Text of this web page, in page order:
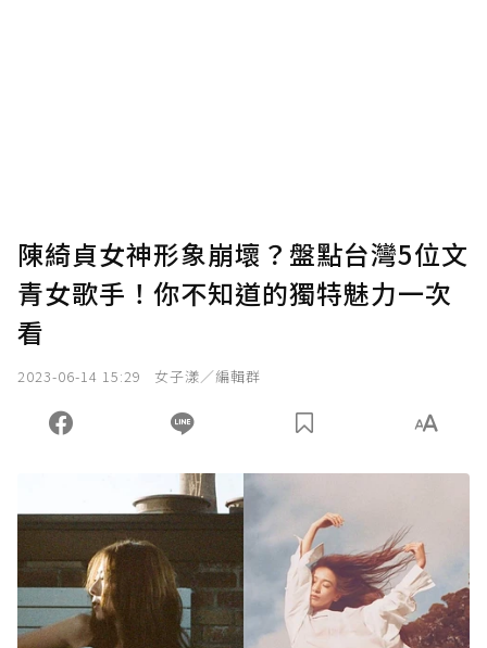
陳綺貞女神形象崩壞？盤點台灣5位文
青女歌手！你不知道的獨特魅力一次
看
2023-06-14 15:29 女子漾／編輯群